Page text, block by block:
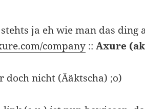
ja eh wie man das ding
company ::Axure
doch nicht (Ääktscha) ;o)